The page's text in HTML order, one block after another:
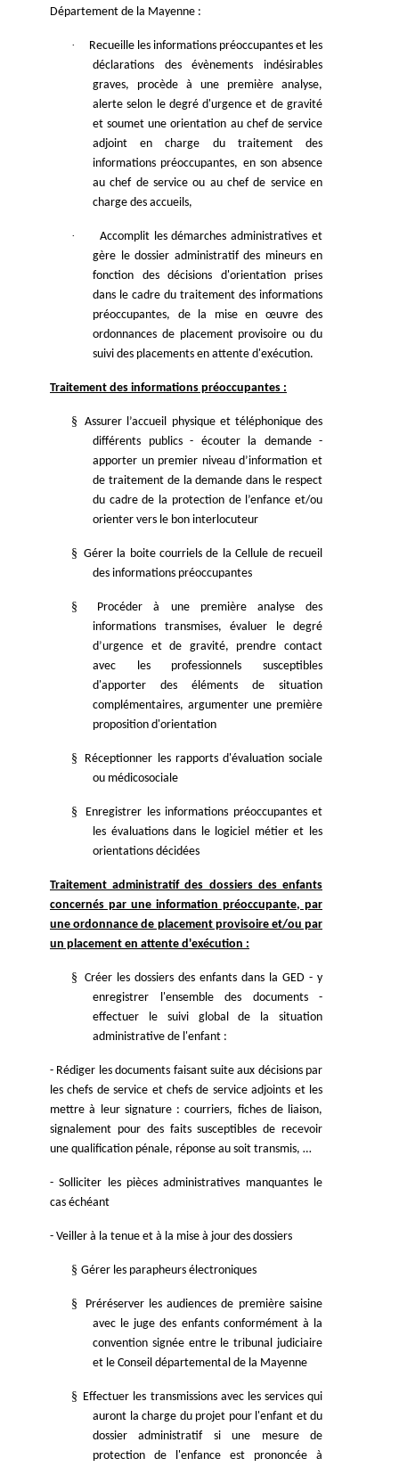
Département de la Mayenne :
·
Recueille les informations préoccupantes et les
déclarations des évènements indésirables
graves, procède à une première analyse,
alerte selon le degré d'urgence et de gravité
et soumet une orientation au chef de service
adjoint en charge du traitement des
informations préoccupantes, en son absence
au chef de service ou au chef de service en
charge des accueils,
·
Accomplit les démarches administratives et
gère le dossier administratif des mineurs en
fonction des décisions d'orientation prises
dans le cadre du traitement des informations
préoccupantes, de la mise en œuvre des
ordonnances de placement provisoire ou du
suivi des placements en attente d'exécution.
Traitement des informations préoccupantes :
§
Assurer l’accueil physique et téléphonique des
différents publics - écouter la demande -
apporter un premier niveau d’information et
de traitement de la demande dans le respect
du cadre de la protection de l’enfance et/ou
orienter vers le bon interlocuteur
§ Gérer la boite courriels de la Cellule de recueil
des informations préoccupantes
§
Procéder à une première analyse des
informations transmises, évaluer le degré
d’urgence et de gravité, prendre contact
avec les professionnels susceptibles
d'apporter des éléments de situation
complémentaires, argumenter une première
proposition d'orientation
§
Réceptionner les rapports d'évaluation sociale
ou médicosociale
§
Enregistrer les informations préoccupantes et
les évaluations dans le logiciel métier et les
orientations décidées
Traitement administratif des dossiers des enfants
concernés par une information préoccupante, par
une ordonnance de placement provisoire et/ou par
un placement en attente d'exécution :
§ Créer les dossiers des enfants dans la GED - y
enregistrer l'ensemble des documents -
effectuer le suivi global de la situation
administrative de l'enfant :
- Rédiger les documents faisant suite aux décisions par
les chefs de service et chefs de service adjoints et les
mettre à leur signature : courriers, fiches de liaison,
signalement pour des faits susceptibles de recevoir
une qualification pénale, réponse au soit transmis, …
- Solliciter les pièces administratives manquantes le
cas échéant
- Veiller à la tenue et à la mise à jour des dossiers
§ Gérer les parapheurs électroniques
§
Préréserver les audiences de première saisine
avec le juge des enfants conformément à la
convention signée entre le tribunal judiciaire
et le Conseil départemental de la Mayenne
§ Effectuer les transmissions avec les services qui
auront la charge du projet pour l'enfant et du
dossier administratif si une mesure de
protection de l'enfance est prononcée à